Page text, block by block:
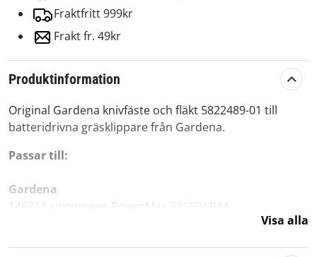
Fraktfritt 999kr
Frakt fr. 49kr
Produktinformation
Original Gardena knivfäste och fläkt 5822489-01 till
batteridrivna gräsklippare från Gardena.
Passar till:
Gardena
14621 Lawnmower PowerMax 32/36V P4A
Visa alla